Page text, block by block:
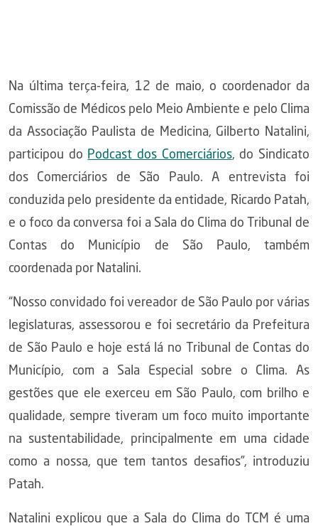
Na última terça-feira, 12 de maio, o coordenador da
Comissão de Médicos pelo Meio Ambiente e pelo Clima
da Associação Paulista de Medicina, Gilberto Natalini,
participou do Podcast dos Comerciários, do Sindicato
dos Comerciários de São Paulo. A entrevista foi
conduzida pelo presidente da entidade, Ricardo Patah,
e o foco da conversa foi a Sala do Clima do Tribunal de
Contas do Município de São Paulo, também
coordenada por Natalini.
“Nosso convidado foi vereador de São Paulo por várias
legislaturas, assessorou e foi secretário da Prefeitura
de São Paulo e hoje está lá no Tribunal de Contas do
Município, com a Sala Especial sobre o Clima. As
gestões que ele exerceu em São Paulo, com brilho e
qualidade, sempre tiveram um foco muito importante
na sustentabilidade, principalmente em uma cidade
como a nossa, que tem tantos desafios”, introduziu
Patah.
Natalini explicou que a Sala do Clima do TCM é uma